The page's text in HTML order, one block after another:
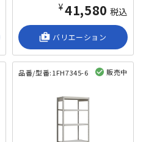
¥41,580 税込
shop_2 バリエーション
品番/型番:1FH7345-6 販売中